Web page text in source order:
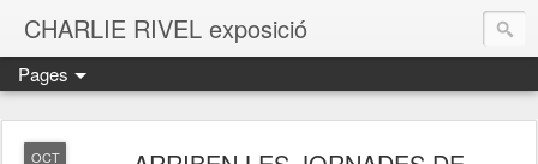
CHARLIE RIVEL exposició
Pages
OCT